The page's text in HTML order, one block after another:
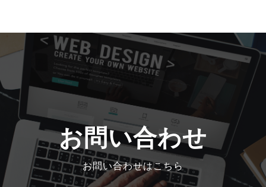
お問い合わせ
お問い合わせはこちら